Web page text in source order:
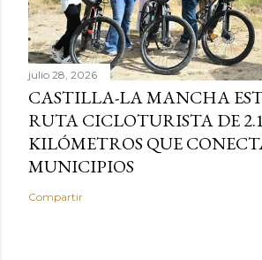
julio 28, 2026
CASTILLA-LA MANCHA
RUTA CICLOTURISTA DE
KILÓMETROS QUE
MUNICIPIOS
Compartir